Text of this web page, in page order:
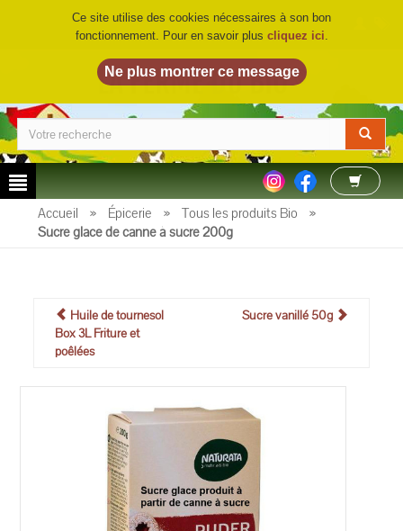
LA FERME DU BIO©
Accueil » Épicerie » Tous les produits Bio
»
Sucre glace de canne à sucre 200g
Huile de tournesol
Box 3L Friture et
poêlées
Sucre vanillé 50g
Ce site utilise des cookies nécessaires à son bon
fonctionnement. Pour en savoir plus cliquez ici.